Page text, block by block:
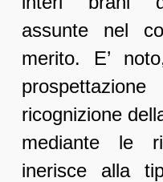
assunte nel
merito. E’
ricognizione
mediante le
inerisce alla